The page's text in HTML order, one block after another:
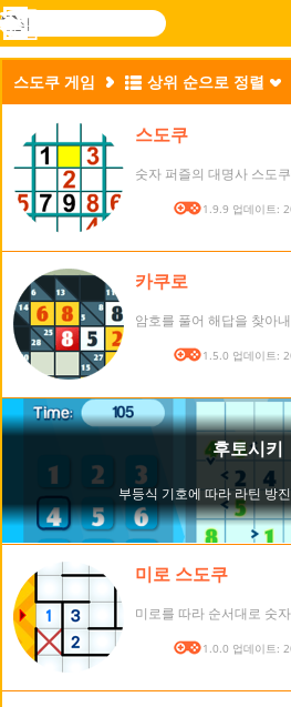
Novel
검
색
로그
메
뉴
스도쿠 게임 상위 순으로 정렬
스도쿠
숫자 퍼즐의 대명사 스도
버전: 1.9.9 업데이트:
카쿠로
암호를 풀어 해답을 찾아
버전: 1.5.0 업데이트:
미로 스도쿠
미로를 따라 순서대로 숫
버전: 1.0.0 업데이트: